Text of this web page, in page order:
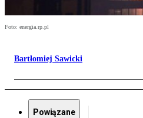
Foto: energia.rp.pl
Bartłomiej Sawicki
Powiązane